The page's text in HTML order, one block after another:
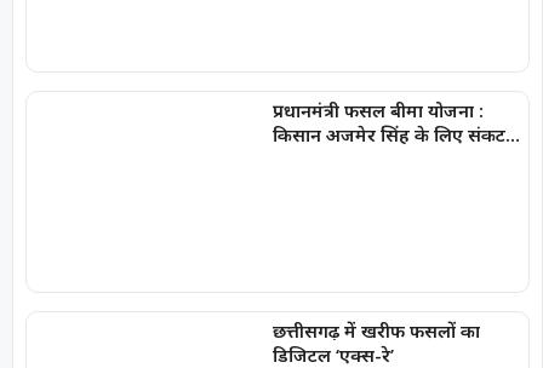
प्रधानमंत्री फसल बीमा योजना :
किसान अजमेर सिंह के लिए संकट
छत्तीसगढ़ में खरीफ फसलों का
डिजिटल ‘एक्स-रे’